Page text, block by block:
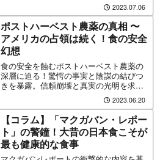
自己対策で副作用の少ない薄毛対策を紹
介。自信と健康な髪を取り戻すための貴
重な情報をお届けします。
2023.07.06
ポストハーベスト農薬の真相 〜
アメリカの占領は続く！食の安全
幻想
食の安全を蝕むポストハーベスト農薬の
深層に迫る！驚愕の事実と陰謀の結びつ
きを暴露。信頼崩壊と真実の光明を求め
て。内部告発者の証言により明らかにな
る業界の闇と巧妙な隠蔽工作に背筋が凍
る。過去から現在へ続く驚愕の軌跡と、
我々が取るべき未来への道とは？
2023.06.20
【コラム】「マクガバン・レポー
ト」の警鐘！大昔の日本食こそが
最も健康的な食事